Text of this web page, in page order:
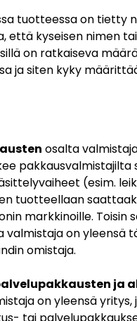
tuotteessa on tietty
että kyseisen nimen
on ratkaiseva
ja siten kyky
osalta
pakkausvalmistajilta
(esim.
tuotteellaan
markkinoille. Toisin
on yleensä
omistaja.
ja
on yleensä yritys,
tai